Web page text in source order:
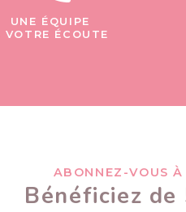
UNE ÉQUIPE
VOTRE ÉCOUTE
ABONNEZ-VOUS
Bénéficiez de